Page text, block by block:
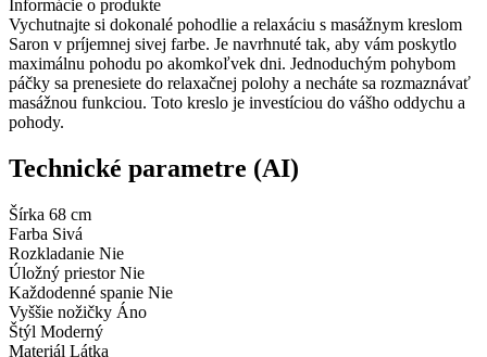
Informácie o produkte
Vychutnajte si dokonalé pohodlie a relaxáciu s masážnym kreslom
Saron v príjemnej sivej farbe. Je navrhnuté tak, aby vám poskytlo
maximálnu pohodu po akomkoľvek dni. Jednoduchým pohybom
páčky sa prenesiete do relaxačnej polohy a necháte sa rozmaznávať
masážnou funkciou. Toto kreslo je investíciou do vášho oddychu a
pohody.
Technické parametre (AI)
Šírka 68 cm
Farba Sivá
Rozkladanie Nie
Úložný priestor Nie
Každodenné spanie Nie
Vyššie nožičky Áno
Štýl Moderný
Materiál Látka